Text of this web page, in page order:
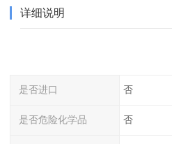
详细说明
是否进口 否
是否危险化学品 否